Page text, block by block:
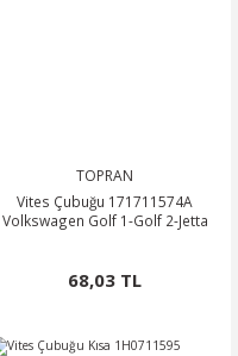
TOPRAN
Vites Çubuğu 171711574A
Volkswagen Golf 1-Golf 2-Jetta
68,03 TL